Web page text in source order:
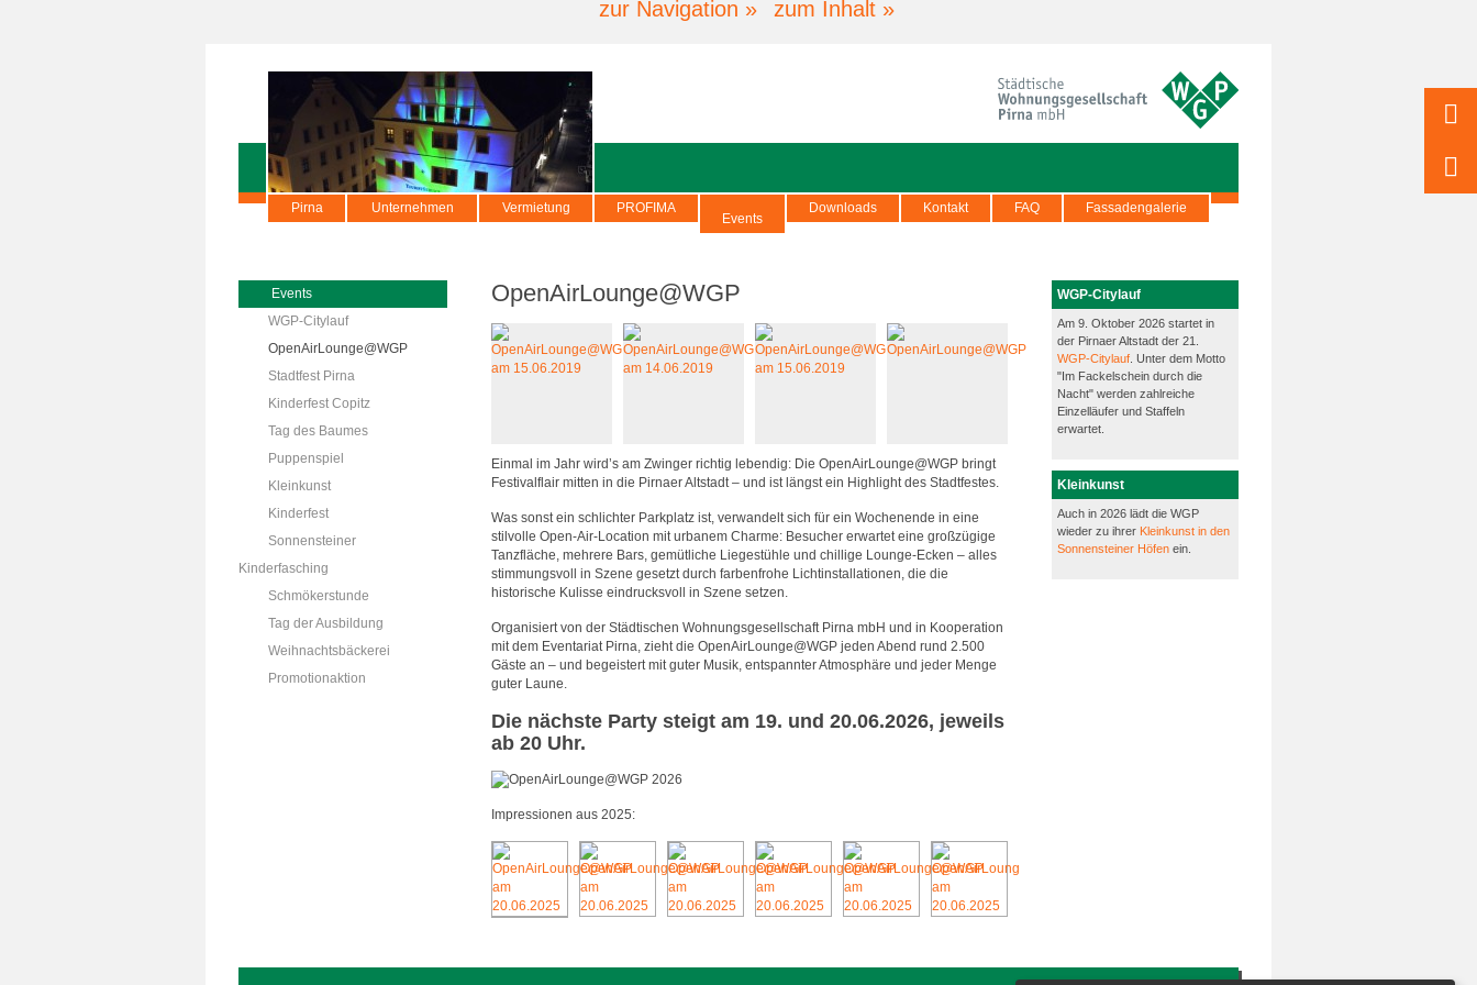
zur Navigation » zum Inhalt »
Pirna Unternehmen Vermietung PROFIMA
Events
Downloads Kontakt FAQ Fassadengalerie
Events
WGP-Citylauf
OpenAirLounge@WGP
Stadtfest Pirna
Kinderfest Copitz
Tag des Baumes
Puppenspiel
Kleinkunst
Kinderfest
Sonnensteiner
Kinderfasching
Schmökerstunde
Tag der Ausbildung
Weihnachtsbäckerei
Promotionaktion
OpenAirLounge@WGP
Einmal im Jahr wird’s am Zwinger richtig lebendig: Die OpenAirLounge@WGP bringt
Festivalflair mitten in die Pirnaer Altstadt – und ist längst ein Highlight des Stadtfestes.
Was sonst ein schlichter Parkplatz ist, verwandelt sich für ein Wochenende in eine
stilvolle Open-Air-Location mit urbanem Charme: Besucher erwartet eine großzügige
Tanzfläche, mehrere Bars, gemütliche Liegestühle und chillige Lounge-Ecken – alles
stimmungsvoll in Szene gesetzt durch farbenfrohe Lichtinstallationen, die die
historische Kulisse eindrucksvoll in Szene setzen.
Organisiert von der Städtischen Wohnungsgesellschaft Pirna mbH und in Kooperation
mit dem Eventariat Pirna, zieht die OpenAirLounge@WGP jeden Abend rund 2.500
Gäste an – und begeistert mit guter Musik, entspannter Atmosphäre und jeder Menge
guter Laune.
Die nächste Party steigt am 19. und 20.06.2026, jeweils
ab 20 Uhr.
Impressionen aus 2025:
WGP-Citylauf
Am 9. Oktober 2026 startet in
der Pirnaer Altstadt der 21.
WGP-Citylauf . Unter dem Motto
"Im Fackelschein durch die
Nacht" werden zahlreiche
Einzelläufer und Staffeln
erwartet.
Kleinkunst
Auch in 2026 lädt die WGP
wieder zu ihrer Kleinkunst in den
Sonnensteiner Höfen ein.